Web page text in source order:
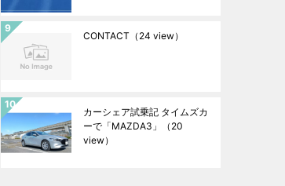
CONTACT （24 view）
カーシェア試乗記 タイムズカ
ーで「MAZDA3」
（20
view）